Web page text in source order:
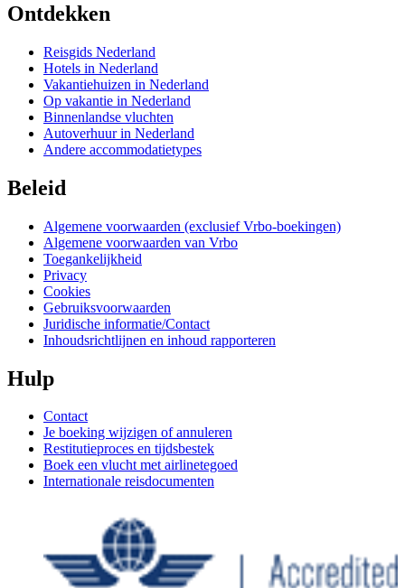
Ontdekken
Reisgids Nederland
Hotels in Nederland
Vakantiehuizen in Nederland
Op vakantie in Nederland
Binnenlandse vluchten
Autoverhuur in Nederland
Andere accommodatietypes
Beleid
Algemene voorwaarden (exclusief Vrbo-boekingen)
Algemene voorwaarden van Vrbo
Toegankelijkheid
Privacy
Cookies
Gebruiksvoorwaarden
Juridische informatie/Contact
Inhoudsrichtlijnen en inhoud rapporteren
Hulp
Contact
Je boeking wijzigen of annuleren
Restitutieproces en tijdsbestek
Boek een vlucht met airlinetegoed
Internationale reisdocumenten